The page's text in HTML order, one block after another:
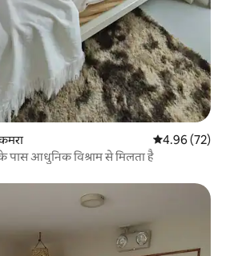
औसत रेटिंग 5 में
4.96 (72)
आधुनिक विश्राम से मिलता है